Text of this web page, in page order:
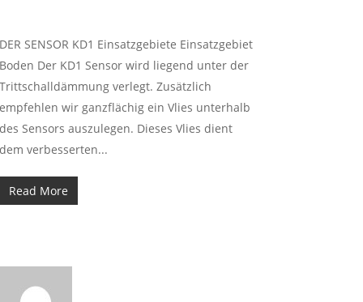
DER SENSOR KD1 Einsatzgebiete Einsatzgebiet
Boden Der KD1 Sensor wird liegend unter der
Trittschalldämmung verlegt. Zusätzlich
empfehlen wir ganzflächig ein Vlies unterhalb
des Sensors auszulegen. Dieses Vlies dient
dem verbesserten...
Read More